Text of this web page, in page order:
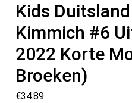
Kids
Kimmich #6
2022 Korte
Broeken)
€34.89